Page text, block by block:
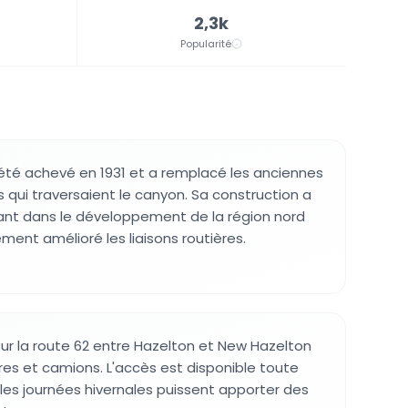
2,3k
Popularité
achevé en 1931 et a remplacé les anciennes
qui traversaient le canyon. Sa construction a
dans le développement de la région nord
amélioré les liaisons routières.
la route 62 entre Hazelton et New Hazelton
et camions. L'accès est disponible toute
journées hivernales puissent apporter des